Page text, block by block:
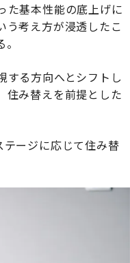
た基本性能の底上げに
う考え方が浸透したこ
する方向へとシフトし
住み替えを前提とした
テージに応じて住み替